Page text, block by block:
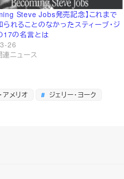
Steve Jobs発売記念】これまで
られることのなかったスティーブ・ジ
17の名言とは
26
ニュース
アメリオ
ジェリー・ヨーク